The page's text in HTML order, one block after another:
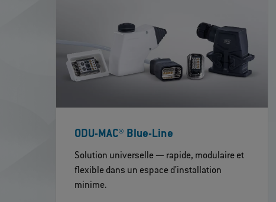
ODU-MAC® Blue-Line
Solution universelle — rapide, modulaire et
flexible dans un espace d’installation
minime.